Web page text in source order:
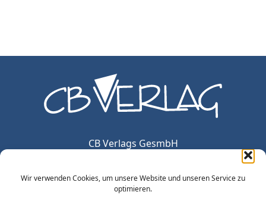
Wir verwenden Cookies, um unsere Website und unseren Service zu
optimieren.
CB Verlags GesmbH
A-1060 Wien
office@cbverlag.at